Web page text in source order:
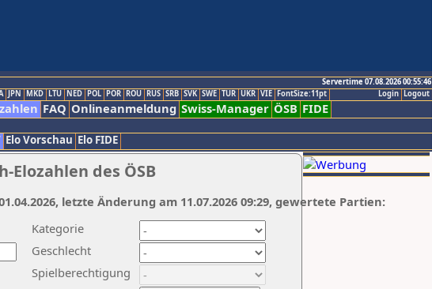
Servertime 07.08.2026 00:55:46
Logout
Login
JPN MKD LTU NED POL POR ROU RUS SRB SVK SWE TUR UKR VIE FontSize:11pt
FAQ Onlineanmeldung Swiss-Manager ÖSB FIDE
Elo Vorschau Elo FIDE
des ÖSB
Kategorie
Geschlecht
Spielberechtigung
letzte Änderung am 11.07.2026 09:29, gewertete Partien: